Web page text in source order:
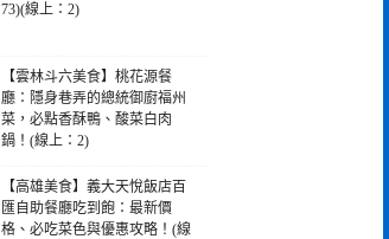
73)(線上：2)
【雲林斗六美食】桃花源餐
廳：隱身巷弄的總統御廚福州
菜，必點香酥鴨、酸菜白肉
鍋！(線上：2)
【高雄美食】義大天悅飯店百
匯自助餐廳吃到飽：最新價
格、必吃菜色與優惠攻略！(線